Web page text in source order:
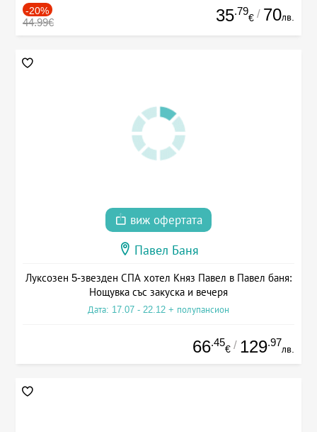
-20%
44.99€ 35.79
€ / 70лв.
виж офертата
Павел Баня
Луксозен 5-звезден СПА хотел Княз Павел в Павел баня:
Нощувка със закуска и вечеря
Дата: 17.07 - 22.12 + полупансион
66.45
€ / 129.97
лв.